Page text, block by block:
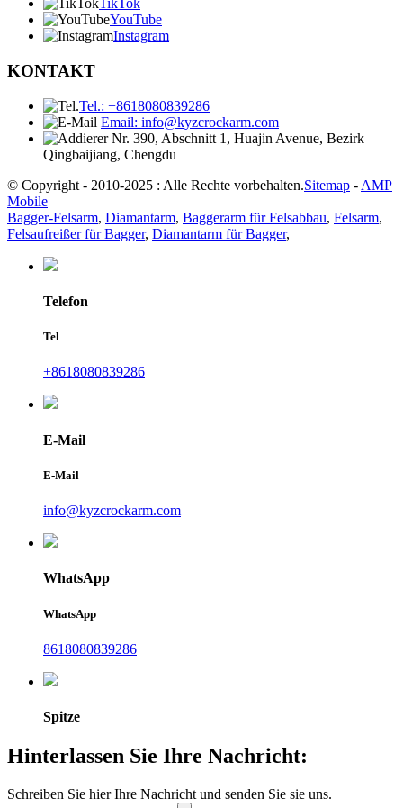
TikTok
YouTube
Instagram
KONTAKT
Tel.: +8618080839286
Email: info@kyzcrockarm.com
Nr. 390, Abschnitt 1, Huajin Avenue, Bezirk
Qingbaijiang, Chengdu
© Copyright - 2010-2025 : Alle Rechte vorbehalten.Sitemap - AMP
Mobile
Bagger-Felsarm, Diamantarm, Baggerarm für Felsabbau, Felsarm,
Felsaufreißer für Bagger, Diamantarm für Bagger,
Telefon
Tel
+8618080839286
E-Mail
E-Mail
info@kyzcrockarm.com
WhatsApp
WhatsApp
8618080839286
Spitze
Hinterlassen Sie Ihre Nachricht:
Schreiben Sie hier Ihre Nachricht und senden Sie sie uns.